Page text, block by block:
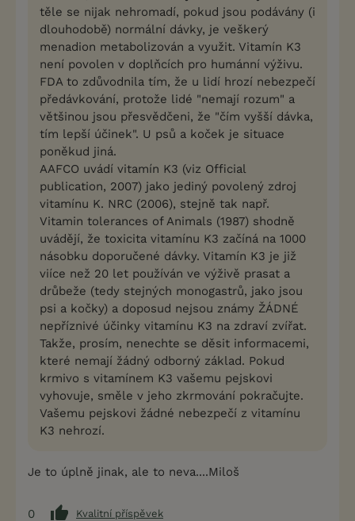
těle se nijak nehromadí, pokud jsou podávány (i
dlouhodobě) normální dávky, je veškerý
menadion metabolizován a využit. Vitamín K3
není povolen v doplňcích pro humánní výživu.
FDA to zdůvodnila tím, že u lidí hrozí nebezpečí
předávkování, protože lidé "nemají rozum" a
většinou jsou přesvědčeni, že "čím vyšší dávka,
tím lepší účinek". U psů a koček je situace
poněkud jiná.
AAFCO uvádí vitamín K3 (viz Official
publication, 2007) jako jediný povolený zdroj
vitamínu K. NRC (2006), stejně tak např.
Vitamin tolerances of Animals (1987) shodně
uvádějí, že toxicita vitamínu K3 začíná na 1000
násobku doporučené dávky. Vitamín K3 je již
viíce než 20 let používán ve výživě prasat a
drůbeže (tedy stejných monogastrů, jako jsou
psi a kočky) a doposud nejsou známy ŽÁDNÉ
nepříznivé účinky vitamínu K3 na zdraví zvířat.
Takže, prosím, nenechte se děsit informacemi,
které nemají žádný odborný základ. Pokud
krmivo s vitamínem K3 vašemu pejskovi
vyhovuje, směle v jeho zkrmování pokračujte.
Vašemu pejskovi žádné nebezpečí z vitamínu
K3 nehrozí.
Je to úplně jinak, ale to neva....Miloš
0
Kvalitní příspěvek